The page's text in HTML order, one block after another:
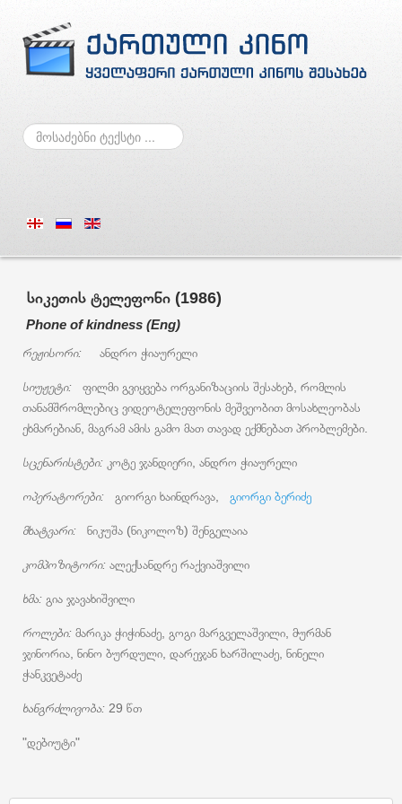
ძებნა
სიკეთის ტელეფონი (1986)
Phone of kindness (Eng)
რეჟისორი: ანდრო ჭიაურელი
სიუჟეტი:
ფილმი გვიყვება ორგანიზაციის შესახებ, რომლის
თანამშრომლებიც ვიდეოტელეფონის მეშვეობით მოსახლეობას
ეხმარებიან, მაგრამ ამის გამო მათ თავად ექმნებათ პრობლემები.
სცენარისტები: კოტე ჯანდიერი, ანდრო ჭიაურელი
ოპერატორები: გიორგი ხაინდრავა, გიორგი ბერიძე
მხატვარი: ნიკუშა (ნიკოლოზ) შენგელაია
კომპოზიტორი: ალექსანდრე რაქვიაშვილი
ხმა: გია ჯავახიშვილი
როლები: მარიკა ჭიჭინაძე, გოგი მარგველაშვილი, მურმან
ჯინორია, ნინო ბურდული, დარეჯან ხარშილაძე, ნინელი
ჭანკვეტაძე
ხანგრძლივობა: 29 წთ
"დებიუტი"